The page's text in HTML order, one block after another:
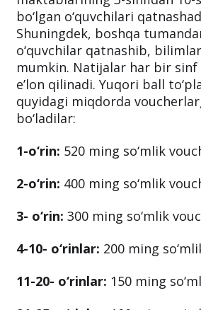
bo‘lgan o‘quvchilari
Shuningdek, boshqa
o‘quvchilar qatnashib,
mumkin. Natijalar har bir sinf
e’lon qilinadi. Yuqori ball
quyidagi miqdorda
bo‘ladilar:
1-o‘rin: 520 ming so‘mlik
2-o‘rin: 400 ming so‘mlik
3- o‘rin: 300 ming so‘mlik
4-10- o‘rinlar: 200 ming
11-20- o‘rinlar: 150 ming